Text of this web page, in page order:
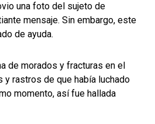
una foto del sujeto de
mensaje. Sin embargo, este
de ayuda.
de morados y fracturas en el
y rastros de que había luchado
momento, así fue hallada